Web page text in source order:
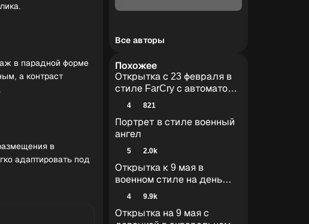
в парадной форме
а контраст
в
адаптировать под
Все авторы
Похожее
Открытка с 23 февраля в
стиле FarCry с автоматом в
руках
4 821
Портрет в стиле военный
ангел
5 2.0k
Открытка к 9 мая в
военном стиле на день
победы
4 9.9k
Открытка на 9 мая с